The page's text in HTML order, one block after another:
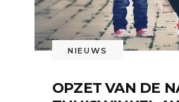
NIEUWS
OPZET VAN DE